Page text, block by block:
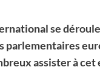
se
parlementaires
assister à